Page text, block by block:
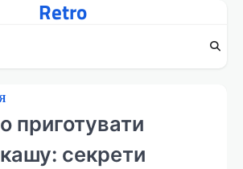
Retro
приготувати
секрети